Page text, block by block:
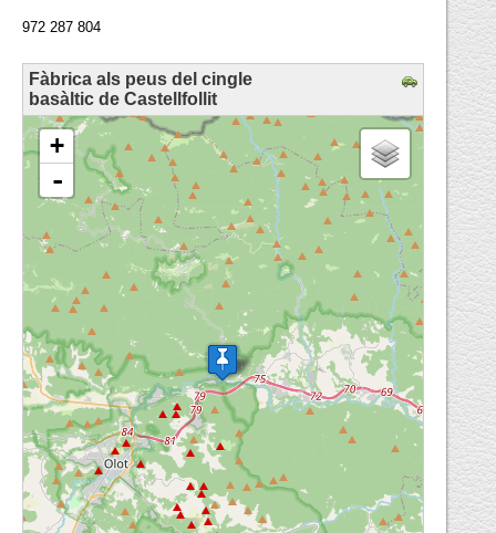
972 287 804
Fàbrica als peus del cingle
basàltic de Castellfollit
loading map - please wait...
+
-